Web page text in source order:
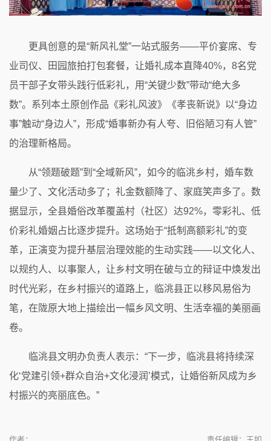
更具创意的是“新风礼堂”一站式服务——平价宴席、专
业司仪、田园旅拍打包套餐，让婚礼成本直降40%，8名党
员干部子女带头践行低彩礼，用“关键少数”带动“绝大多
数”。系列本土原创作品《彩礼风波》《孝丧新说》以“身边
事”触动“身边人”，形成“婚事新办有人夸、旧俗陋习有人管”
的治理新格局。
从“领题破题”到“全域新风”，如今的临洮乡村，婚车数
量少了、文化活动多了；礼金数额降了、家庭笑声多了。数
据显示，全县婚俗改革覆盖村（社区）达92%，零彩礼、低
价彩礼婚姻占比逐步提升。这场始于“抵制高额彩礼”的变
革，正演变为提升基层治理效能的生动实践——以文化人、
以规约人、以事聚人，让乡村文明在破与立的辩证中焕发出
时代光彩，在乡村振兴的道路上，临洮县正以移风易俗为
笔，在陇原大地上描绘出一幅乡风文明、生活幸福的美丽画
卷。
临洮县文明办负责人表示：“下一步，临洮县将持续深
化‘党建引领+群众自治+文化浸润’模式，让婚俗新风成为乡
村振兴的亮丽底色。”